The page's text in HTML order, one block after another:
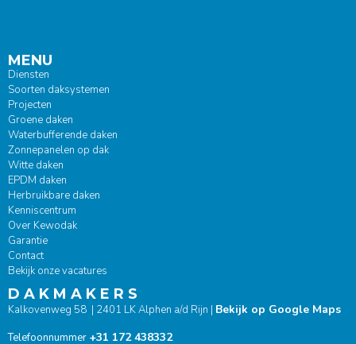
MENU
Diensten
Soorten daksystemen
Projecten
Groene daken
Waterbufferende daken
Zonnepanelen op dak
Witte daken
EPDM daken
Herbruikbare daken
Kenniscentrum
Over Kewodak
Garantie
Contact
Bekijk onze vacatures
D A K M A K E R S
Kalkovenweg 58 | 2401 LK Alphen a/d Rijn | Bekijk op Google Maps
Telefoonnummer +31 172 438332